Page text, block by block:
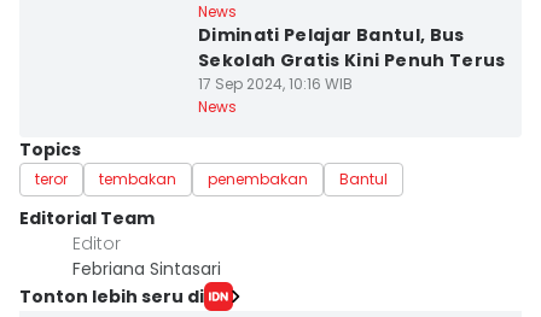
News
Diminati Pelajar Bantul, Bus
Sekolah Gratis Kini Penuh Terus
17 Sep 2024, 10:16 WIB
News
Topics
teror tembakan penembakan Bantul
Editorial Team
Editor
Febriana Sintasari
Tonton lebih seru di